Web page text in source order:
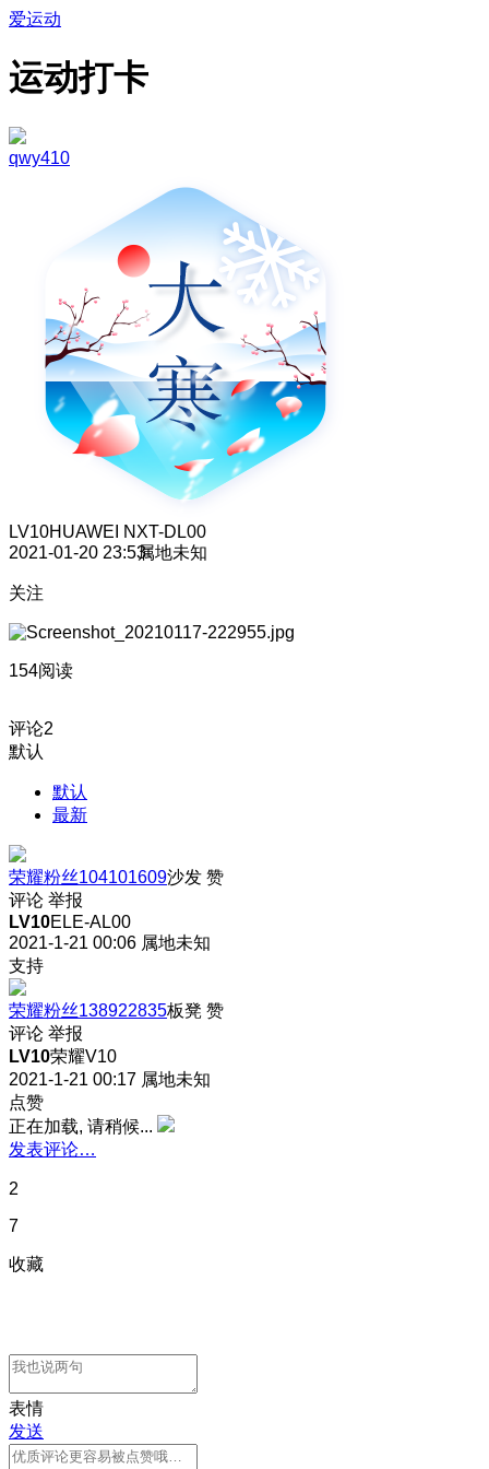
爱运动
运动打卡
qwy410
LV10HUAWEI NXT-DL00
2021-01-20 23:53属地未知
关注
154阅读
评论2
默认
默认
最新
荣耀粉丝104101609沙发 赞
评论 举报
LV10ELE-AL00
2021-1-21 00:06 属地未知
支持
荣耀粉丝138922835板凳 赞
评论 举报
LV10荣耀V10
2021-1-21 00:17 属地未知
点赞
正在加载, 请稍候...
发表评论…
2
7
收藏
表情
发送